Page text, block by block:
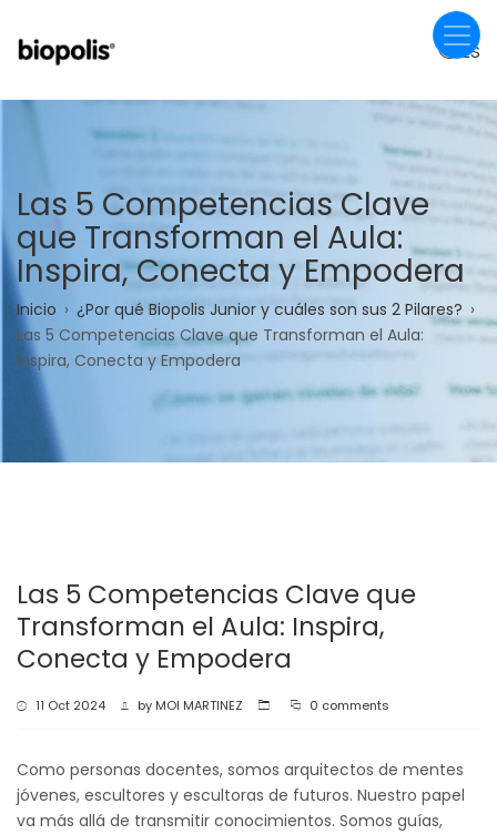
contenido
ES
Las 5 Competencias Clave
que Transforman el Aula:
Inspira, Conecta y Empodera
Sobrescribir
enlaces
de
ayuda
Inicio
¿Por qué Biopolis Junior y cuáles son sus 2 Pilares?
Las 5 Competencias Clave que Transforman el Aula:
Inspira, Conecta y Empodera
Las 5 Competencias Clave que
Transforman el Aula: Inspira,
Conecta y Empodera
11 Oct 2024 by MOI MARTINEZ 0 comments
Como personas docentes, somos arquitectos de mentes
jóvenes, escultores y escultoras de futuros. Nuestro papel
va más allá de transmitir conocimientos. Somos guías,